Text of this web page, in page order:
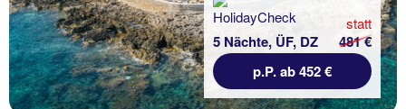
5 Nächte, ÜF, DZ
statt
481 €
p.P. ab 452 €